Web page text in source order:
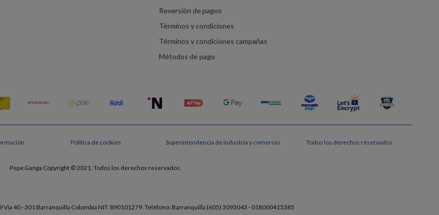
Reversión de pagos
Términos y condiciones
Términos y condiciones campañas
Métodos de pago
Politica de cookies Superintendencia de industría y comercio Todos los derechos reservados
Pepe Ganga Copyright © 2021. Todos los derechos reservados.
Via 40 - 301 Barranquilla Colombia NIT: 890101279. Teléfono: Barranquilla (605) 3093043 - 018000415385